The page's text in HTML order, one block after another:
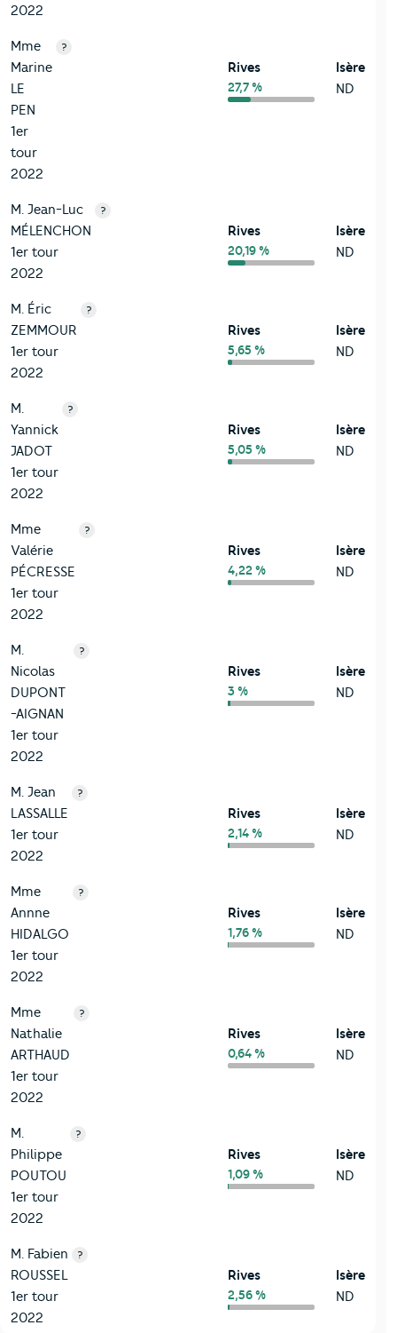
2022
Mme
Marine
LE
PEN
1er
tour
2022
?
Rives
27,7 %
Isère
ND
M. Jean-Luc
MÉLENCHON
1er tour
2022
?
Rives
20,19 %
Isère
ND
M. Éric
ZEMMOUR
1er tour
2022
?
Rives
5,65 %
Isère
ND
M.
Yannick
JADOT
1er tour
2022
?
Rives
5,05 %
Isère
ND
Mme
Valérie
PÉCRESSE
1er tour
2022
?
Rives
4,22 %
Isère
ND
M.
Nicolas
DUPONT
-AIGNAN
1er tour
2022
?
Rives
3 %
Isère
ND
M. Jean
LASSALLE
1er tour
2022
?
Rives
2,14 %
Isère
ND
Mme
Annne
HIDALGO
1er tour
2022
?
Rives
1,76 %
Isère
ND
Mme
Nathalie
ARTHAUD
1er tour
2022
?
Rives
0,64 %
Isère
ND
M.
Philippe
POUTOU
1er tour
2022
?
Rives
1,09 %
Isère
ND
M. Fabien
ROUSSEL
1er tour
2022
?
Rives
2,56 %
Isère
ND